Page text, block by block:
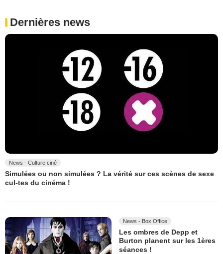
Dernières news
News - Culture ciné
Simulées ou non simulées ? La vérité sur ces scènes de sexe
cul-tes du cinéma !
News - Box Office
Les ombres de Depp et
Burton planent sur les 1ères
séances !